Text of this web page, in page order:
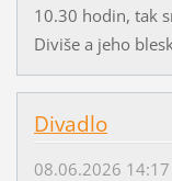
10.30 hodin, tak
Diviše a jeho
Divadlo
08.06.2026 14:17